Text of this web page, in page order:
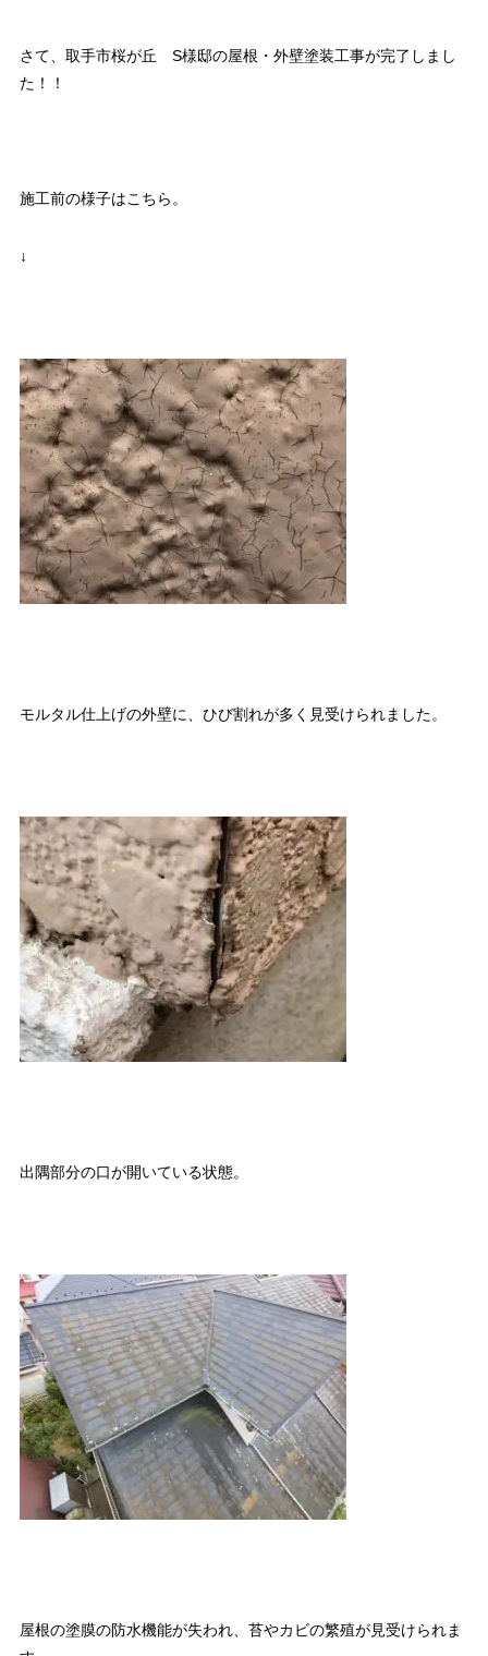
さて、取手市桜が丘 S様邸の屋根・外壁塗装工事が完了しまし
た！！
施工前の様子はこちら。
↓
モルタル仕上げの外壁に、ひび割れが多く見受けられました。
出隅部分の口が開いている状態。
屋根の塗膜の防水機能が失われ、苔やカビの繁殖が見受けられま